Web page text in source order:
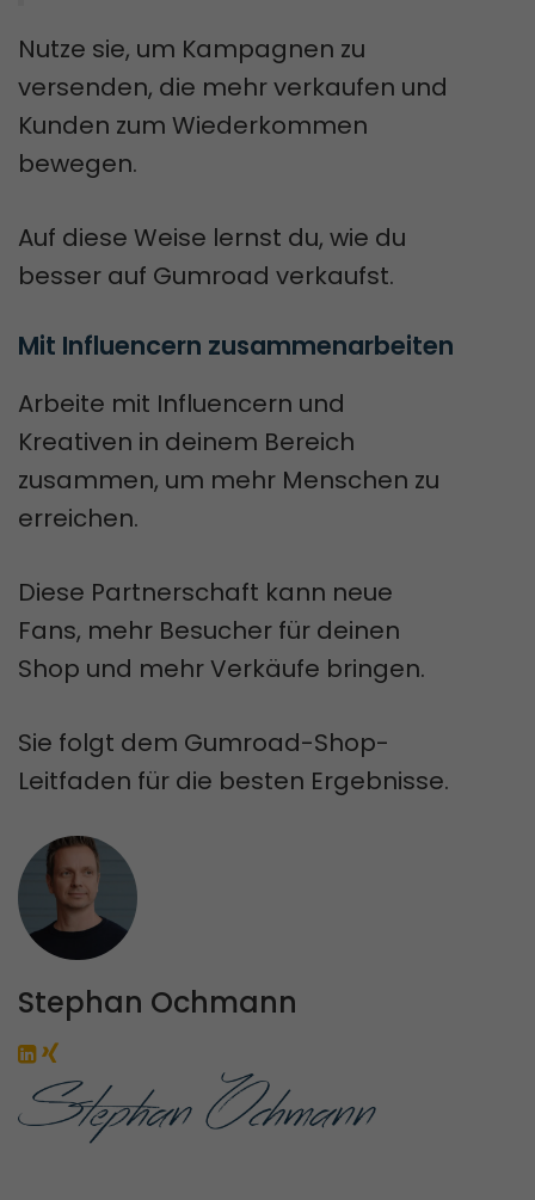
Nutze sie, um Kampagnen zu
versenden, die mehr verkaufen und
Kunden zum Wiederkommen
bewegen.
Auf diese Weise lernst du, wie du
besser auf Gumroad verkaufst.
Mit Influencern zusammenarbeiten
Arbeite mit Influencern und
Kreativen in deinem Bereich
zusammen, um mehr Menschen zu
erreichen.
Diese Partnerschaft kann neue
Fans, mehr Besucher für deinen
Shop und mehr Verkäufe bringen.
Sie folgt dem Gumroad-Shop-
Leitfaden für die besten Ergebnisse.
Stephan Ochmann